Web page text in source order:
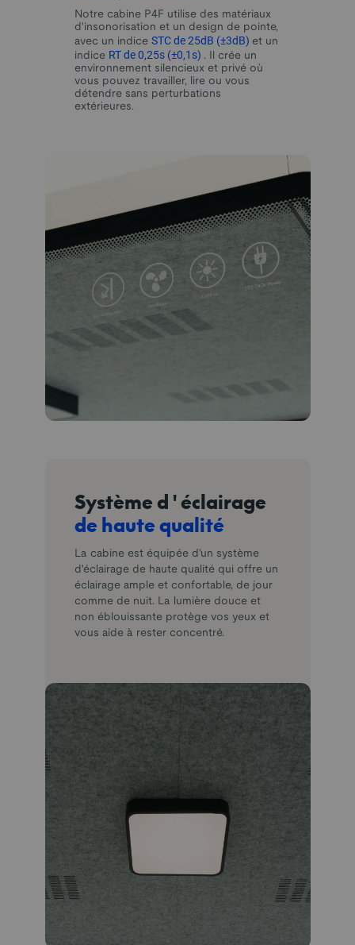
Notre cabine P4F utilise des matériaux
d'insonorisation et un design de pointe,
avec un indice STC de 25dB (±3dB) et un
indice RT de 0,25s (±0,1s) . Il crée un
environnement silencieux et privé où
vous pouvez travailler, lire ou vous
détendre sans perturbations
extérieures.
Système d'éclairage
de haute qualité
La cabine est équipée d'un système
d'éclairage de haute qualité qui offre un
éclairage ample et confortable, de jour
comme de nuit. La lumière douce et
non éblouissante protège vos yeux et
vous aide à rester concentré.